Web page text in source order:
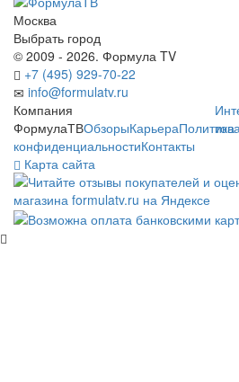
Москва
Выбрать город
© 2009 - 2026. Формула TV
+7 (495) 929-70-22
info@formulatv.ru
Компания
ФормулаТВОбзорыКарьераПолитика
конфиденциальностиКонтакты
Карта сайта